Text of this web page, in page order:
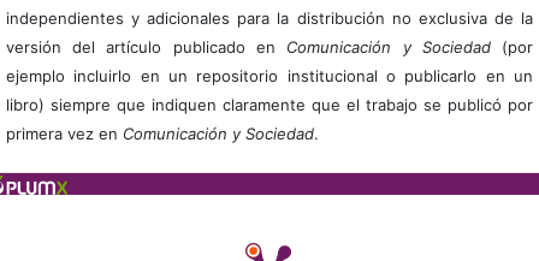
independientes y adicionales para la distribución no exclusiva de la
versión del artículo publicado en Comunicación y Sociedad(por
ejemplo incluirlo en un repositorio institucional o publicarlo en un
libro) siempre que indiquen claramente que el trabajo se publicó por
primera vez en Comunicación y Sociedad.